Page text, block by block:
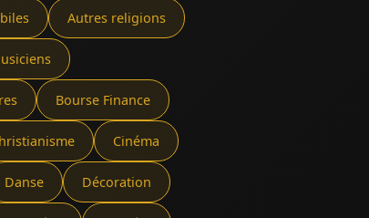
Autres religions
Bourse Finance
Cinéma
Danse Décoration